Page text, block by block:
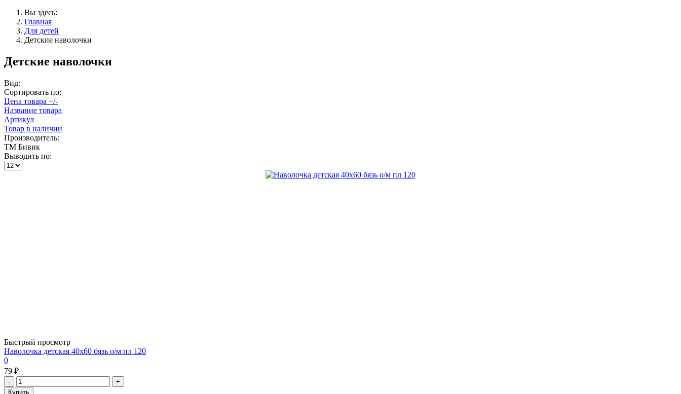
Вы здесь:
Главная
Для детей
Детские наволочки
Детские наволочки
Вид:
Сортировать по:
Цена товара +/-
Название товара
Артикул
Товар в наличии
Производитель:
ТМ Бивик
Выводить по:
Быстрый просмотр
Наволочка детская 40х60 бязь о/м пл 120
0
79 ₽